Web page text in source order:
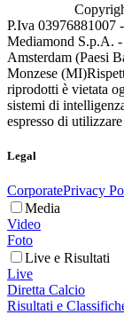
P.Iva 03976881007
Mediamond S.p.A.
Amsterdam (Paesi
Monzese (MI)
riprodotti è vietata
sistemi di
espresso di
Legal
CorporatePrivacy
Media
Video
Foto
Live e Risultati
Live
Diretta Calcio
Risultati e